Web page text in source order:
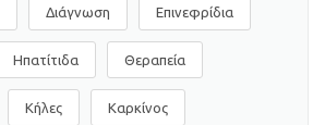
Διάγνωση Επινεφρίδια
Ηπατίτιδα Θεραπεία
Κήλες Καρκίνος